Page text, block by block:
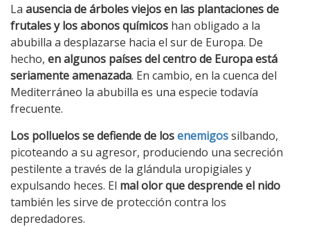
La ausencia de árboles viejos en las plantaciones de
frutales y los abonos químicos han obligado a la
abubilla a desplazarse hacia el sur de Europa. De
hecho, en algunos países del centro de Europa está
seriamente amenazada. En cambio, en la cuenca del
Mediterráneo la abubilla es una especie todavía
frecuente.
Los polluelos se defiende de losenemigossilbando,
picoteando a su agresor, produciendo una secreción
pestilente a través de la glándula uropigiales y
expulsando heces. El mal olor que desprende el nido
también les sirve de protección contra los
depredadores.